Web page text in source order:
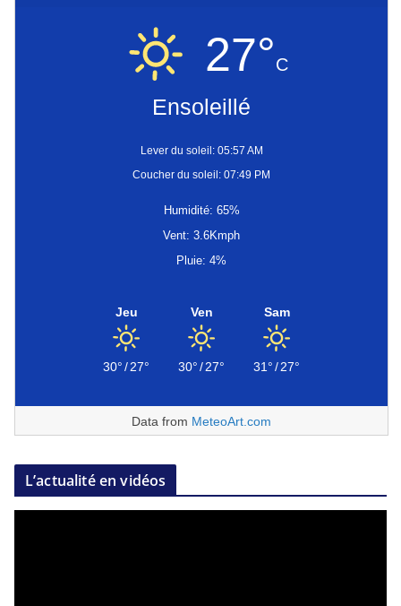
27°C
Ensoleillé
Lever du soleil: 05:57 AM
Coucher du soleil: 07:49 PM
Humidité: 65%
Vent: 3.6Kmph
Pluie: 4%
Jeu
30°/27°
Ven
30°/27°
Sam
31°/27°
Data from MeteoArt.com
L’actualité en vidéos